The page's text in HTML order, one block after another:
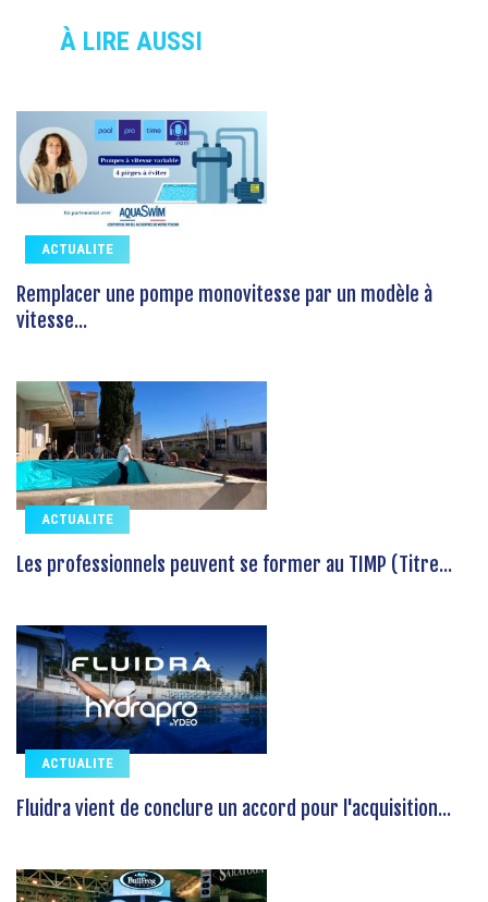
À LIRE AUSSI
ACTUALITE
Remplacer une pompe monovitesse par un modèle à
vitesse...
ACTUALITE
Les professionnels peuvent se former au TIMP (Titre...
ACTUALITE
Fluidra vient de conclure un accord pour l'acquisition...